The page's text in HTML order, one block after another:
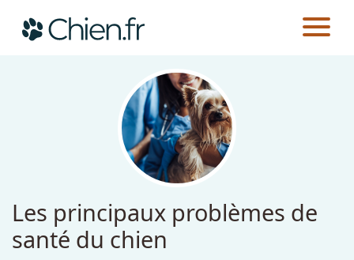
Actualités
Races
Guides
CHIEN.FR GUIDES SANTÉ
Les principaux problèmes de
santé du chien